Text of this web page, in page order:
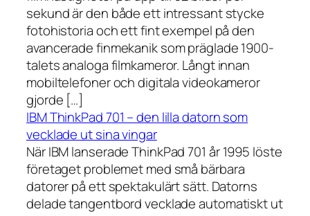
sekund är den både ett intressant stycke
fotohistoria och ett fint exempel på den
avancerade finmekanik som präglade 1900-
talets analoga filmkameror. Långt innan
mobiltelefoner och digitala videokameror
gjorde […]
IBM ThinkPad 701 – den lilla datorn som
vecklade ut sina vingar
När IBM lanserade ThinkPad 701 år 1995 löste
företaget problemet med små bärbara
datorer på ett spektakulärt sätt. Datorns
delade tangentbord vecklade automatiskt ut